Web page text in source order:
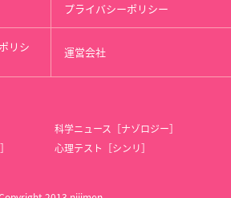
プライバシーポリシー
リシ 運営会社
科学ニュース［ナゾロジー］
心理テスト［シンリ］